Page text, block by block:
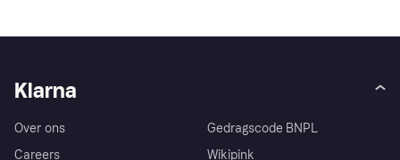
Klarna
Over ons
Careers
Gedragscode BNPL
Wikipink